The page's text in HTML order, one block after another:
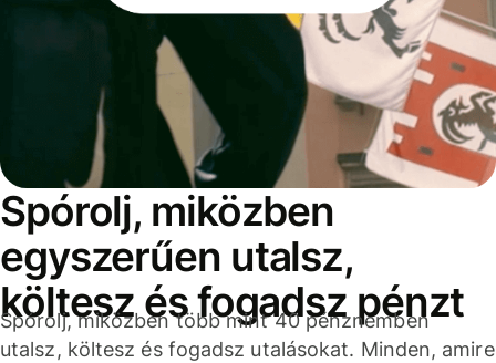
Spórolj, miközben
egyszerűen utalsz,
költesz és fogadsz pénzt
Spórolj, miközben több mint 40 pénznemben
utalsz, költesz és fogadsz utalásokat. Minden, amire